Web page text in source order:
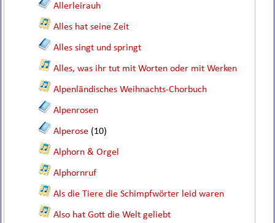
Allerleirauh
Alles hat seine Zeit
Alles singt und springt
Alles, was ihr tut mit Worten oder mit Werken
Alpenländisches Weihnachts-Chorbuch
Alpenrosen
Alperose (10)
Alphorn & Orgel
Alphornruf
Als die Tiere die Schimpfwörter leid waren
Also hat Gott die Welt geliebt